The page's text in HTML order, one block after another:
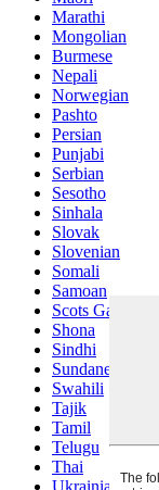
Marathi
Mongolian
Burmese
Nepali
Norwegian
Pashto
Persian
Punjabi
Serbian
Sesotho
Sinhala
Slovak
Slovenian
Somali
Samoan
Scots Gaelic
Shona
Sindhi
Sundanese
Swahili
Tajik
Tamil
Telugu
Thai